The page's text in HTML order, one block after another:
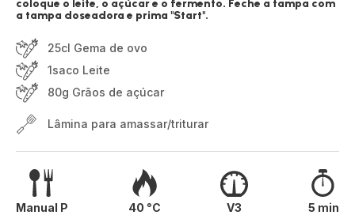
coloque o leite, o açúcar e o fermento. Feche a tampa com
a tampa doseadora e prima "Start".
25cl Gema de ovo
1saco Leite
80g Grãos de açúcar
Lâmina para amassar/triturar
Manual P 40 °C V3 5 min